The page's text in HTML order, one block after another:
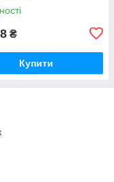
₴
Купити